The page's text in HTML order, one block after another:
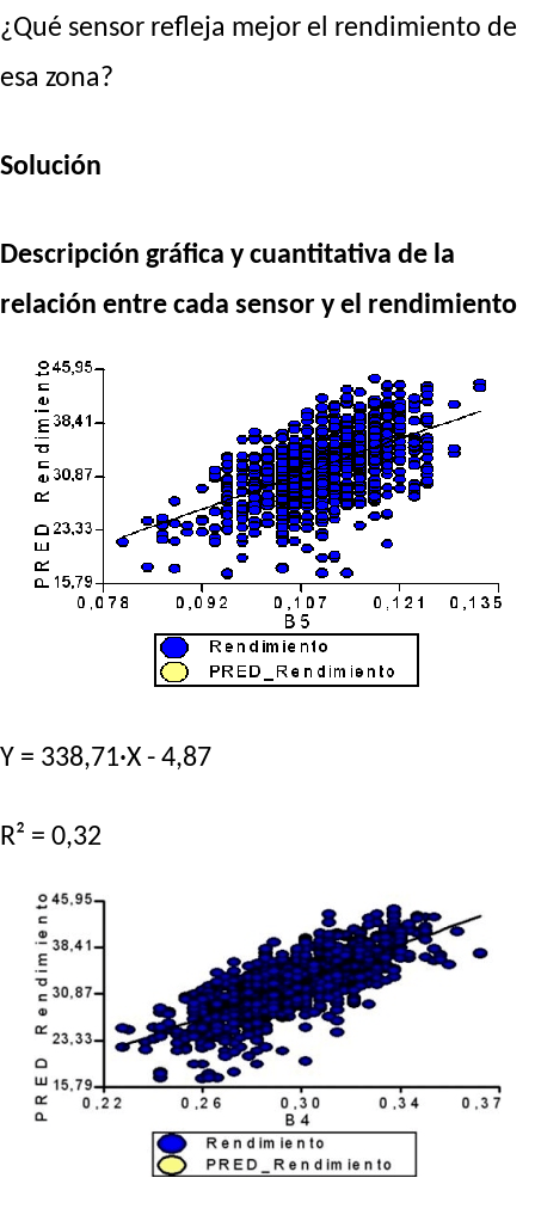
¿Qué sensor refleja mejor el rendimiento de
esa zona?
Solución
Descripción gráfica y cuantitativa de la
relación entre cada sensor y el rendimiento
Y = 338,71·X - 4,87
R² = 0,32